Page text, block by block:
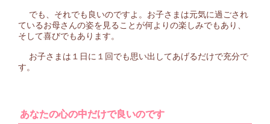
でも、それでも良いのですよ。お子さまは元気に過ごされ
ているお母さんの姿を見ることが何よりの楽しみでもあり、
そして喜びでもあります。
お子さまは１日に１回でも思い出してあげるだけで充分で
す。
あなたの心の中だけで良いのです